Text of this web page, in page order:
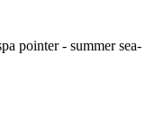
pointer - summer sea-